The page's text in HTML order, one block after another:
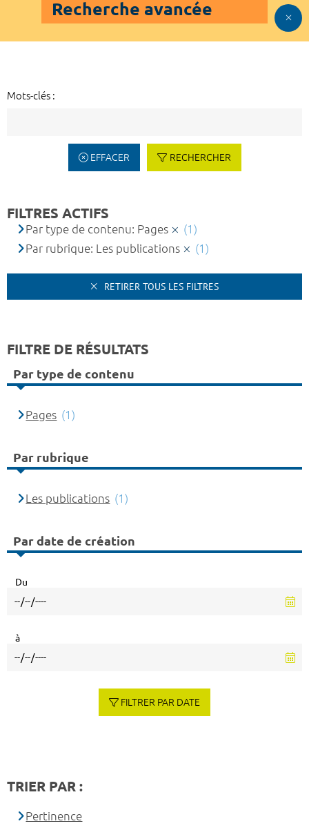
Recherche avancée
Mots-clés :
EFFACER RECHERCHER
FILTRES ACTIFS
Par type de contenu: Pages
(1)
Par rubrique: Les publications
(1)
RETIRER TOUS LES FILTRES
FILTRE DE RÉSULTATS
Par type de contenu
Pages (1)
Par rubrique
Les publications (1)
Par date de création
Du
à
FILTRER PAR DATE
TRIER PAR :
Pertinence